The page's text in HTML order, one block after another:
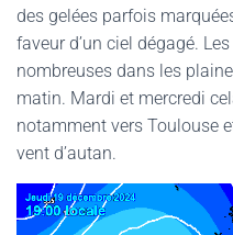
des gelées parfois
faveur d’un ciel dégagé.
nombreuses dans les
matin. Mardi et mercredi
notamment vers Toulouse
vent d’autan.